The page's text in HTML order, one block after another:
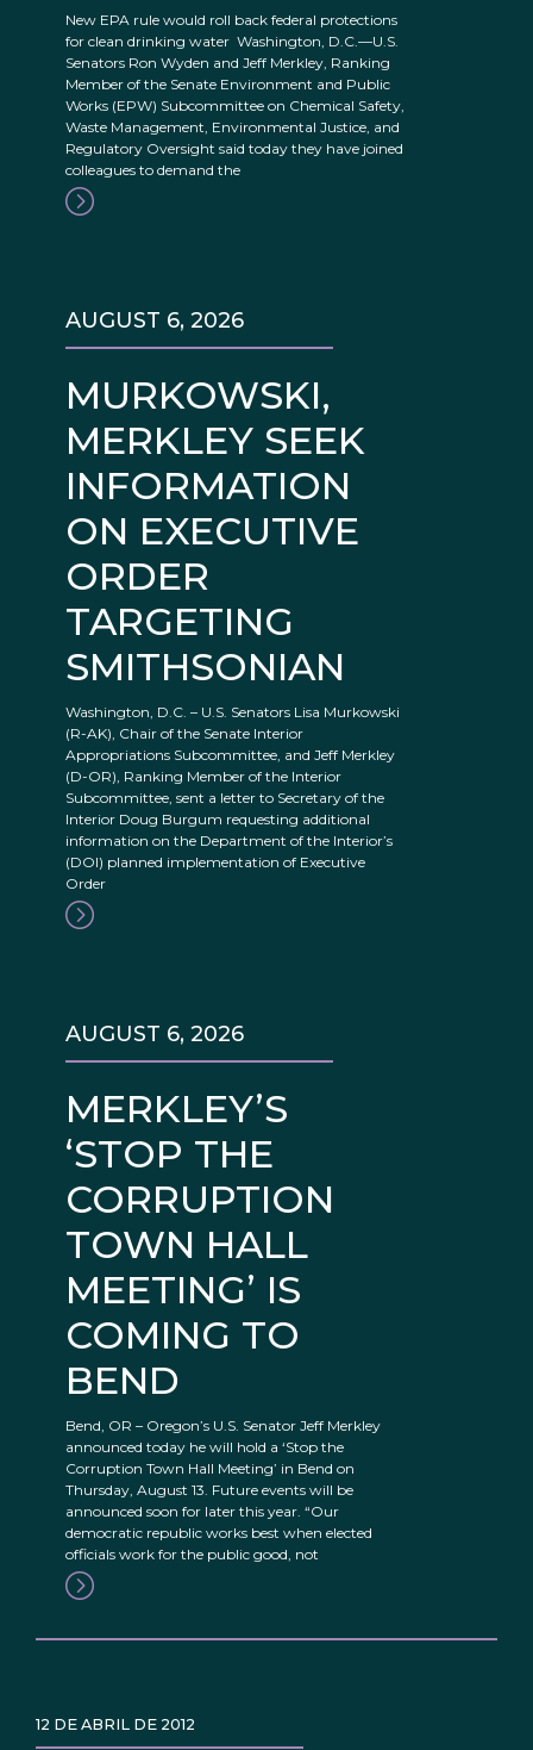
New EPA rule would roll back federal protections
for clean drinking water Washington, D.C.—U.S.
Senators Ron Wyden and Jeff Merkley, Ranking
Member of the Senate Environment and Public
Works (EPW) Subcommittee on Chemical Safety,
Waste Management, Environmental Justice, and
Regulatory Oversight said today they have joined
colleagues to demand the
MURKOWSKI,
MERKLEY SEEK
INFORMATION
ON EXECUTIVE
ORDER
TARGETING
SMITHSONIAN
AUGUST 6, 2026
Washington, D.C. – U.S. Senators Lisa Murkowski
(R-AK), Chair of the Senate Interior
Appropriations Subcommittee, and Jeff Merkley
(D-OR), Ranking Member of the Interior
Subcommittee, sent a letter to Secretary of the
Interior Doug Burgum requesting additional
information on the Department of the Interior’s
(DOI) planned implementation of Executive
Order
MERKLEY’S
‘STOP THE
CORRUPTION
TOWN HALL
MEETING’ IS
COMING TO
BEND
AUGUST 6, 2026
Bend, OR – Oregon’s U.S. Senator Jeff Merkley
announced today he will hold a ‘Stop the
Corruption Town Hall Meeting’ in Bend on
Thursday, August 13. Future events will be
announced soon for later this year. “Our
democratic republic works best when elected
officials work for the public good, not
12 DE ABRIL DE 2012